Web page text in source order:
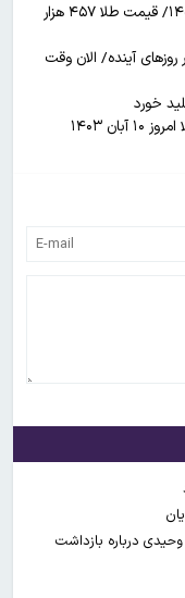
قیمت جدید طلای ۱۸ عیار در ۲۰ اسفندماه ۱۴۰۳/ قیمت طلا ۴۵۷ هزار
آینده/ الان وقت
خورد
۱۴۰۳
درباره بازداشت